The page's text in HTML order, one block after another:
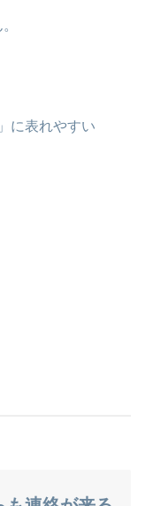
に表れやすい